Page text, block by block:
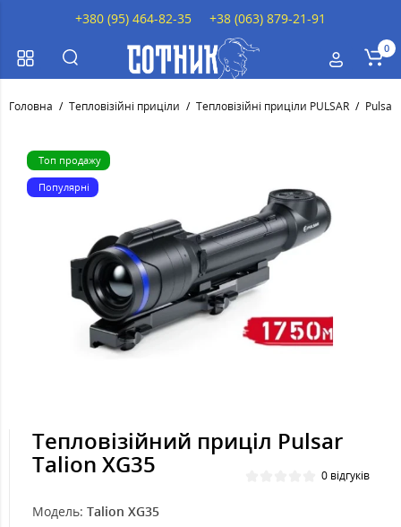
0
Головна Тепловізійні приціли Тепловізійні приціли PULSAR Pulsar
Топ продажу
Популярні
Тепловізійний приціл Pulsar
Talion XG35 0 відгуків
Модель: Talion XG35
+380 (95) 464-82-35 +38 (063) 879-21-91